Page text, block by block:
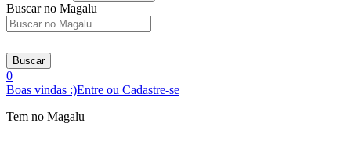
Buscar no Magalu
Buscar
0
Boas vindas :)Entre ou Cadastre-se
Tem no Magalu